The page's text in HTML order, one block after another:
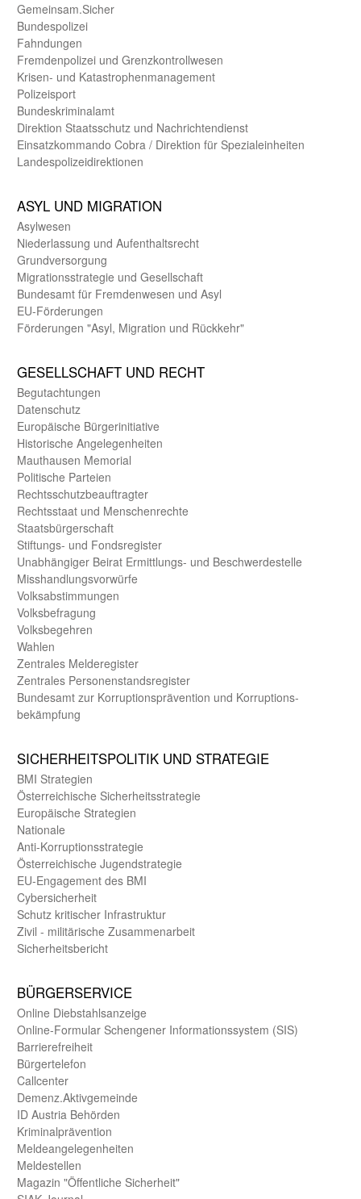
Gemein­sam.Sicher
Bundes­polizei
Fahndungen
Fremdenpolizei und Grenzkontrollwesen
Krisen- und Katastrophen­management
Polizeisport
Bundes­kriminal­amt
Direktion Staats­schutz und Nach­richten­dienst
Einsatz­kommando Cobra / Direktion für Spezialeinheiten
Landes­polizei­direk­tionen
ASYL UND MIGRA­TION
Asyl­wesen
Nieder­lassung und Aufent­halts­recht
Grund­versorgung
Migrations­strategie und Gesell­schaft
Bundes­amt für Fremden­wesen und Asyl
EU-Förde­rungen
Förderungen "Asyl, Migration und Rückkehr"
GE­SELL­SCHAFT UND RECHT
Begut­achtungen
Daten­schutz
Europäische Bürger­initiative
Historische Angelegen­heiten
Mauthausen Memorial
Politische Parteien
Rechts­schutz­beauftragter
Rechts­staat und Menschen­rechte
Staats­bürger­schaft
Stiftungs- und Fonds­register
Unab­hängiger Beirat Ermittlungs- und Beschwerde­stelle
Misshandlungs­vorwürfe
Volks­abstimmungen
Volks­befragung
Volks­begehren
Wahlen
Zentrales Melde­register
Zentrales Personen­stands­register
Bundes­amt zur Korrup­tions­prävention und Korrup­tions­
bekämpfung
SICHER­HEITS­POLITIK UND STRATEGIE
BMI Strategien
Öster­reichische Sicherheits­strategie
Europäische Strategien
Nationale
Anti-Korruptions­strategie
Öster­reichische Jugend­strategie
EU-Engagement des BMI
Cybersicherheit
Schutz kritischer Infra­struktur
Zivil - militärische Zusammen­arbeit
Sicherheits­bericht
BÜRGER­SERVICE
Online Diebstahls­anzeige
Online-Formular Schengener Informationssystem (SIS)
Barriere­freiheit
Bürger­telefon
Call­center
Demenz.Aktiv­gemeinde
ID Austria Behörden
Kriminal­prävention
Melde­an­ge­le­gen­heiten
Meld­estellen
Magazin "Öffentliche Sicherheit"